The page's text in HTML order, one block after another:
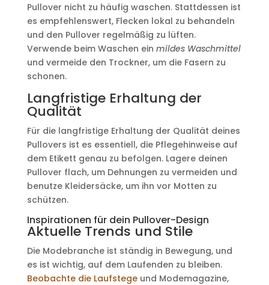
Pullover nicht zu häufig waschen. Stattdessen ist
es empfehlenswert, Flecken lokal zu behandeln
und den Pullover regelmäßig zu lüften.
Verwende beim Waschen ein mildes Waschmittel
und vermeide den Trockner, um die Fasern zu
schonen.
Langfristige Erhaltung der
Qualität
Für die langfristige Erhaltung der Qualität deines
Pullovers ist es essentiell, die Pflegehinweise auf
dem Etikett genau zu befolgen. Lagere deinen
Pullover flach, um Dehnungen zu vermeiden und
benutze Kleidersäcke, um ihn vor Motten zu
schützen.
Inspirationen für dein Pullover-Design
Aktuelle Trends und Stile
Die Modebranche ist ständig in Bewegung, und
es ist wichtig, auf dem Laufenden zu bleiben.
Beobachte die Laufstegeund Modemagazine,